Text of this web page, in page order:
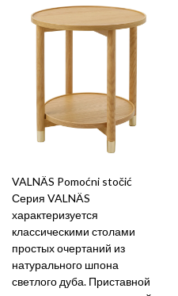
VALNÄS Pomoćni stočić
Серия VALNÄS
характеризуется
классическими столами
простых очертаний из
натурального шпона
светлого дуба. Приставной